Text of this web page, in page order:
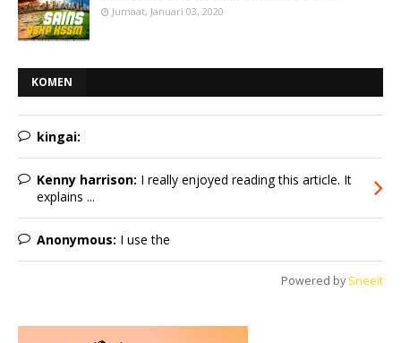
Jumaat, Januari 03, 2020
KOMEN
kingai:
Kenny harrison: I really enjoyed reading this article. It
explains ...
Anonymous: I use the
Powered by Sneeit